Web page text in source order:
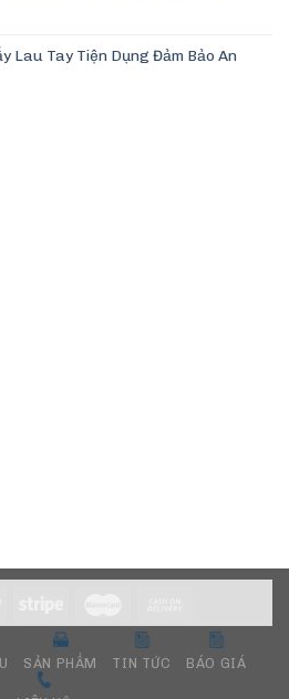
Lau Tay Tiện Dụng Đảm Bảo An
SẢN PHẨM TIN TỨC BÁO GIÁ